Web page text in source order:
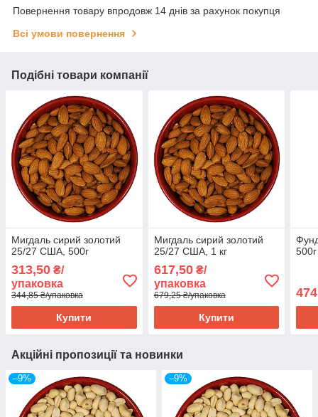
Повернення товару впродовж 14 днів за рахунок покупця
Всі умови повернення
Подібні товари компанії
Мигдаль сирий золотий
25/27 США, 500г
313,50 ₴/
упаковка
344,85 ₴/упаковка
Купити
Мигдаль сирий золотий
25/27 США, 1 кг
617,50₴/
упаковка
679,25 ₴/упаковка
Купити
500г
Акційні пропозиції та новинки
–9% –9%